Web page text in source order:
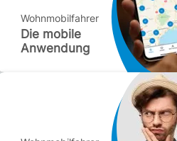
Wohnmobilfahrer
Die mobile
Anwendung